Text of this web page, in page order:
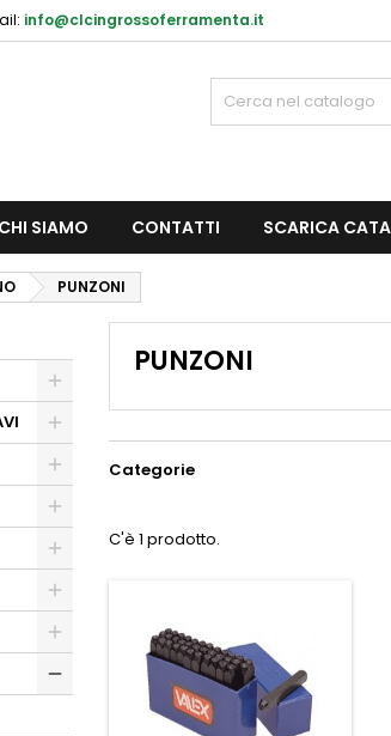
info@clcingrossoferramenta.it
CHI SIAMO CONTATTI SCARICA
PUNZONI
PUNZONI
Categorie
C'è 1 prodotto.